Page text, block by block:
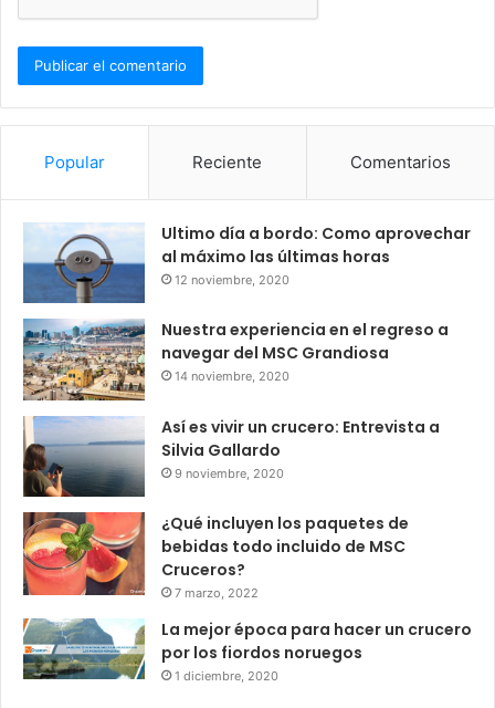
Popular Reciente Comentarios
Ultimo día a bordo: Como aprovechar
al máximo las últimas horas
12 noviembre, 2020
Nuestra experiencia en el regreso a
navegar del MSC Grandiosa
14 noviembre, 2020
Así es vivir un crucero: Entrevista a
Silvia Gallardo
9 noviembre, 2020
¿Qué incluyen los paquetes de
bebidas todo incluido de MSC
Cruceros?
7 marzo, 2022
La mejor época para hacer un crucero
por los fiordos noruegos
1 diciembre, 2020